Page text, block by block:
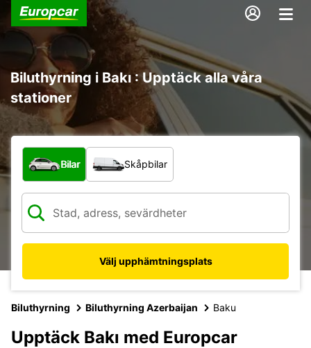
Biluthyrning i Bakı : Upptäck alla våra
stationer
Vilken typ av fordon?
Bilar Skåpbilar
Välj upphämtningsplats
Biluthyrning Biluthyrning Azerbaijan Baku
Upptäck Bakı med Europcar